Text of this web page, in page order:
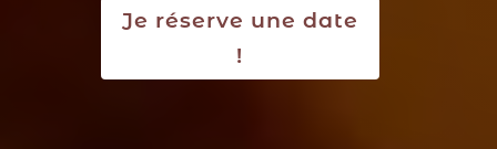
Je réserve une date
!